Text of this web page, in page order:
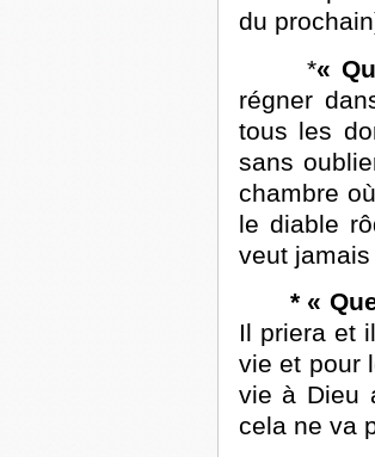
du
*«
régner
tous les
sans
chambre
le diable
veut
* «
Il priera et
vie et pour
vie à Dieu
cela ne va